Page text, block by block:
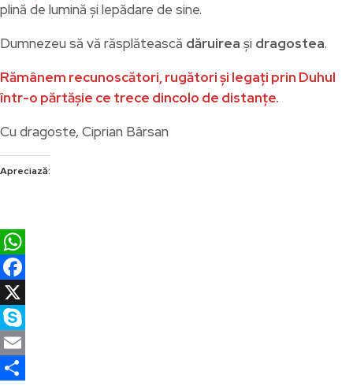
plină de lumină și lepădare de sine.
Dumnezeu să vă răsplătească dăruirea și dragostea.
Rămânem recunoscători, rugători și legați prin Duhul
într-o părtășie ce trece dincolo de distanțe.
Cu dragoste, Ciprian Bârsan
Apreciază:
WhatsApp
Facebook
X
Skype
Email